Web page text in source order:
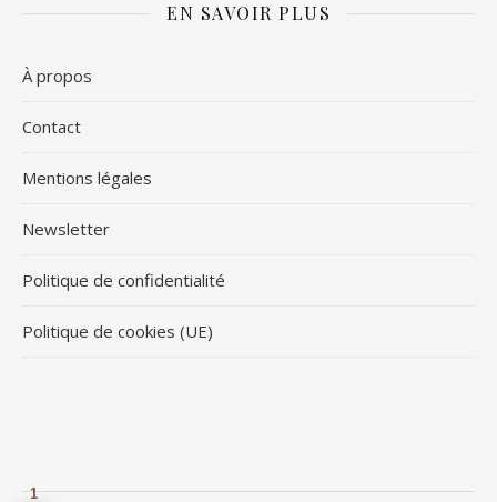
EN SAVOIR PLUS
À propos
Contact
Mentions légales
Newsletter
Politique de confidentialité
Politique de cookies (UE)
1